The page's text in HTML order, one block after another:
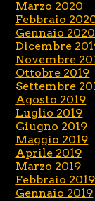
Marzo 2020
Febbraio
Gennaio 2020
Dicembre
Novembre
Ottobre 2019
Settembre
Agosto 2019
Luglio 2019
Giugno 2019
Maggio 2019
Aprile 2019
Marzo 2019
Febbraio 2019
Gennaio 2019